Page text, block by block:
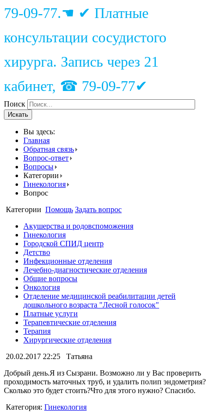
79-09-77.☚ ✔ Платные
консультации сосудистого
хирурга. Запись через 21
кабинет, ☎ 79-09-77✔
Поиск
Искать
Вы здесь:
Главная
Обратная связь
Вопрос-ответ
Вопросы
Категории
Гинекология
Вопрос
Категории Помощь Задать вопрос
Акушерства и родовспоможения
Гинекология
Городской СПИД центр
Детство
Инфекционные отделения
Лечебно-диагностические отделения
Общие вопросы
Онкология
Отделение медицинской реабилитации детей
дошкольного возраста "Лесной голосок"
Платные услуги
Терапевтические отделения
Терапия
Хирургические отделения
20.02.2017 22:25
Татьяна
Добрый день.Я из Сызрани. Возможно ли у Вас проверить
проходимость маточных труб, и удалить полип эндометрия?
Сколько это будет стоить?Что для этого нужно? Спасибо.
Категория: Гинекология